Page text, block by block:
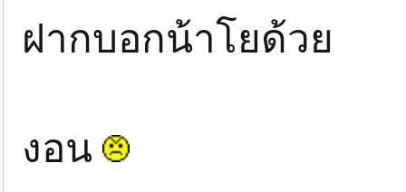
ฝากบอกน้าโยด้วย
งอน